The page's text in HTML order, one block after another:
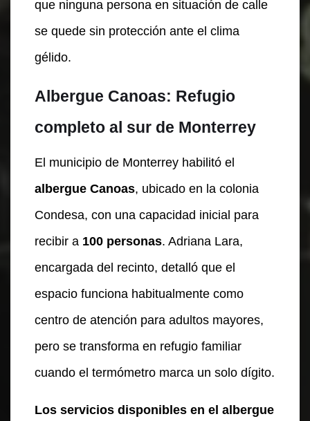
que ninguna persona en situación de calle
se quede sin protección ante el clima
gélido.
Albergue Canoas: Refugio
completo al sur de Monterrey
El municipio de Monterrey habilitó el
albergue Canoas, ubicado en la colonia
Condesa, con una capacidad inicial para
recibir a 100 personas. Adriana Lara,
encargada del recinto, detalló que el
espacio funciona habitualmente como
centro de atención para adultos mayores,
pero se transforma en refugio familiar
cuando el termómetro marca un solo dígito.
Los servicios disponibles en el albergue